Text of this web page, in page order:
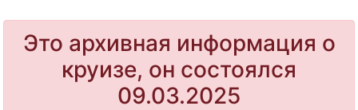
Это архивная информация о
круизе, он состоялся
09.03.2025